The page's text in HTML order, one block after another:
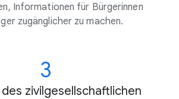
Informationen für Bürgerinnen
zugänglicher zu machen.
3
zivilgesellschaftlichen